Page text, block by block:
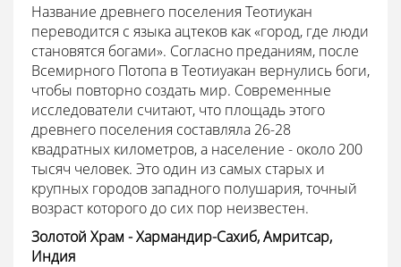
Название древнего поселения Теотиукан
переводится с языка ацтеков как «город, где люди
становятся богами». Согласно преданиям, после
Всемирного Потопа в Теотиуакан вернулись боги,
чтобы повторно создать мир. Современные
исследователи считают, что площадь этого
древнего поселения составляла 26-28
квадратных километров, а население - около 200
тысяч человек. Это один из самых старых и
крупных городов западного полушария, точный
возраст которого до сих пор неизвестен.
Золотой Храм - Хармандир-Сахиб, Амритсар,
Индия